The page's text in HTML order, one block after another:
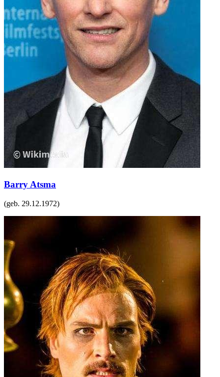
Barry Atsma
(geb. 29.12.1972)